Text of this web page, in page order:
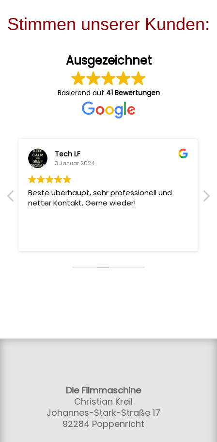
Stimmen unserer Kunden:
Ausgezeichnet
Basierend auf 41 Bewertungen
Tech LF
3 Januar 2024
Beste überhaupt, sehr professionell und
netter Kontakt. Gerne wieder!
Die Filmmaschine
Christian Kreil
Johannes-Stark-Straße 17
92284 Poppenricht